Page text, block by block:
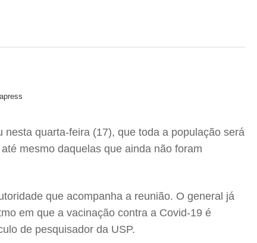
nesta quarta-feira (17), que toda a população será
mesmo daquelas que ainda não foram
que acompanha a reunião. O general já
em que a vacinação contra a Covid-19 é
de pesquisador da USP.